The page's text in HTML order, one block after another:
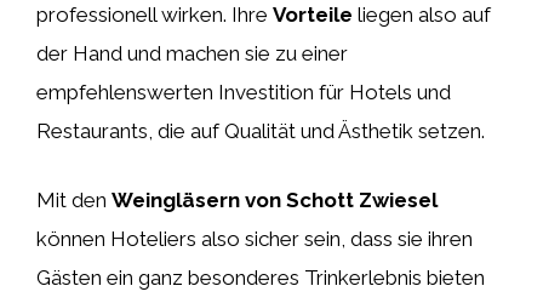
professionell wirken. Ihre Vorteile liegen also auf
der Hand und machen sie zu einer
empfehlenswerten Investition für Hotels und
Restaurants, die auf Qualität und Ästhetik setzen.
Mit den Weingläsern von Schott Zwiesel
können Hoteliers also sicher sein, dass sie ihren
Gästen ein ganz besonderes Trinkerlebnis bieten